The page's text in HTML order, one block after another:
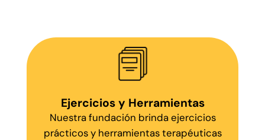
Ejercicios y Herramientas
Nuestra fundación brinda ejercicios
prácticos y herramientas terapéuticas